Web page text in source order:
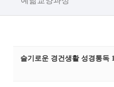
슬기로운 경건생활 성경통독